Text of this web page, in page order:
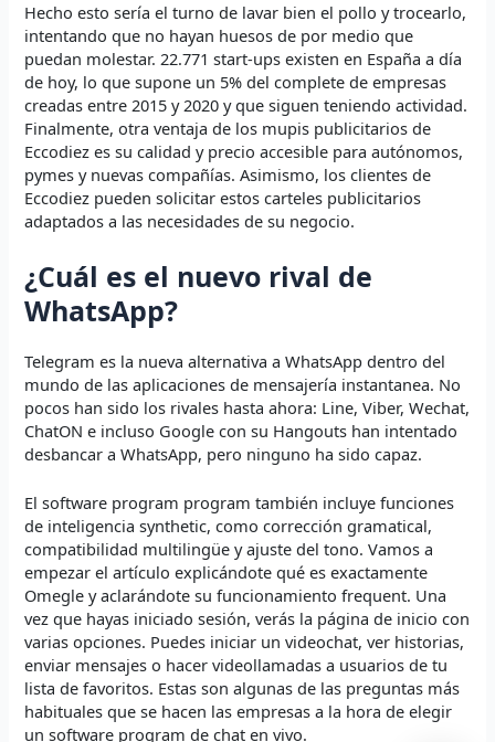
Hecho esto sería el turno de lavar bien el pollo y trocearlo,
intentando que no hayan huesos de por medio que
puedan molestar. 22.771 start-ups existen en España a día
de hoy, lo que supone un 5% del complete de empresas
creadas entre 2015 y 2020 y que siguen teniendo actividad.
Finalmente, otra ventaja de los mupis publicitarios de
Eccodiez es su calidad y precio accesible para autónomos,
pymes y nuevas compañías. Asimismo, los clientes de
Eccodiez pueden solicitar estos carteles publicitarios
adaptados a las necesidades de su negocio.
¿Cuál es el nuevo rival de
WhatsApp?
Telegram es la nueva alternativa a WhatsApp dentro del
mundo de las aplicaciones de mensajería instantanea. No
pocos han sido los rivales hasta ahora: Line, Viber, Wechat,
ChatON e incluso Google con su Hangouts han intentado
desbancar a WhatsApp, pero ninguno ha sido capaz.
El software program program también incluye funciones
de inteligencia synthetic, como corrección gramatical,
compatibilidad multilingüe y ajuste del tono. Vamos a
empezar el artículo explicándote qué es exactamente
Omegle y aclarándote su funcionamiento frequent. Una
vez que hayas iniciado sesión, verás la página de inicio con
varias opciones. Puedes iniciar un videochat, ver historias,
enviar mensajes o hacer videollamadas a usuarios de tu
lista de favoritos. Estas son algunas de las preguntas más
habituales que se hacen las empresas a la hora de elegir
un software program de chat en vivo.